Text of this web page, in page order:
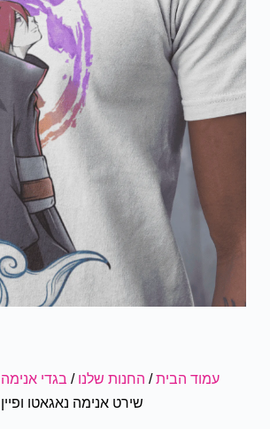
עמוד הבית/ החנות שלנו / בגדי אנימה
שירט אנימה נאגאטו ופיין